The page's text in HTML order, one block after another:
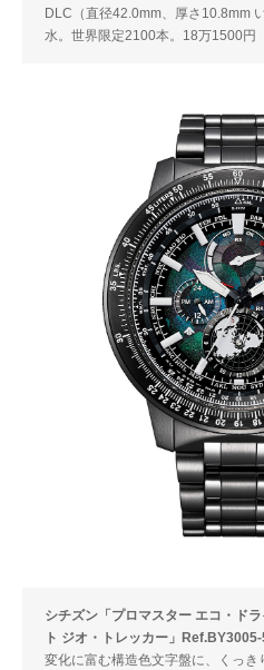
DLC（直径42.0mm、厚さ10.8mm
水。世界限定2100本。18万1500円
シチズン「プロマスター エコ・ド
ト ジオ・トレッカー」
変化に富む構造色文字盤に、くっ